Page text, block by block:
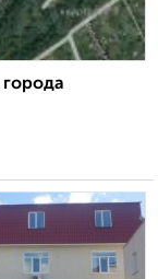
города